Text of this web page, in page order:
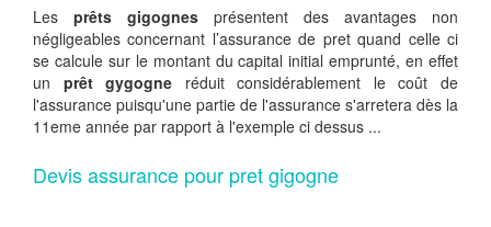
Les prêts gigognes présentent des avantages non
négligeables concernant l’assurance de pret quand celle ci
se calcule sur le montant du capital initial emprunté, en effet
un prêt gygogne réduit considérablement le coût de
l'assurance puisqu'une partie de l'assurance s'arretera dès la
11eme année par rapport à l'exemple ci dessus ...
Devis assurance pour pret gigogne